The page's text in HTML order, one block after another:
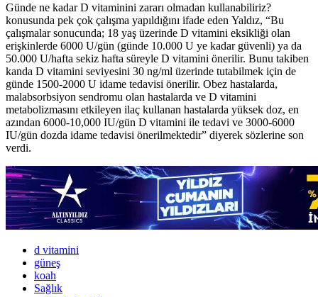
Günde ne kadar D vitaminini zararı olmadan kullanabiliriz?
konusunda pek çok çalışma yapıldığını ifade eden Yaldız, “Bu
çalışmalar sonucunda; 18 yaş üzerinde D vitamini eksikliği olan
erişkinlerde 6000 U/gün (günde 10.000 U ye kadar güvenli) ya da
50.000 U/hafta sekiz hafta süreyle D vitamini önerilir. Bunu takiben
kanda D vitamini seviyesini 30 ng/ml üzerinde tutabilmek için de
günde 1500-2000 U idame tedavisi önerilir. Obez hastalarda,
malabsorbsiyon sendromu olan hastalarda ve D vitamini
metabolizmasını etkileyen ilaç kullanan hastalarda yüksek doz, en
azından 6000-10,000 IU/gün D vitamini ile tedavi ve 3000-6000
IU/gün dozda idame tedavisi önerilmektedir” diyerek sözlerine son
verdi.
d vitamini
güneş
koah
Sağlık